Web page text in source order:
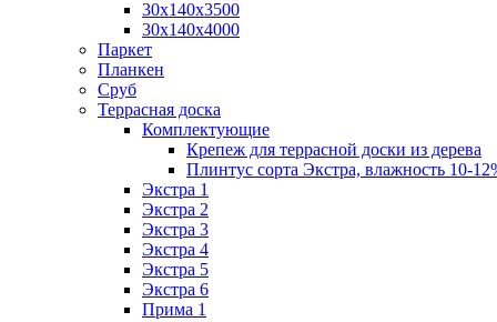
30х140х3500
30х140х4000
Паркет
Планкен
Сруб
Террасная доска
Комплектующие
Крепеж для террасной доски из дерева
Плинтус сорта Экстра, влажность 10-
Экстра 1
Экстра 2
Экстра 3
Экстра 4
Экстра 5
Экстра 6
Прима 1